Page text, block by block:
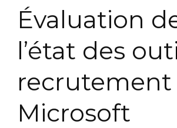
Évaluation
l’état des
recrutement
Microsoft